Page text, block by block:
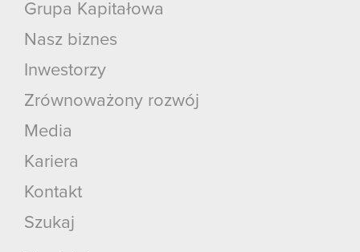
Grupa Kapitałowa
Nasz biznes
Inwestorzy
Zrównoważony rozwój
Media
Kariera
Kontakt
Szukaj